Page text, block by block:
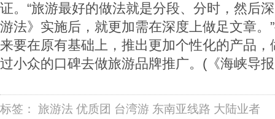
证。“旅游最好的做法就是分段、分时，然后
游法》实施后，就更加需在深度上做足文章。
来要在原有基础上，推出更加个性化的产品
过小众的口碑去做旅游品牌推广。(《海峡导
标签： 旅游法 优质团 台湾游 东南亚线路 大陆业者